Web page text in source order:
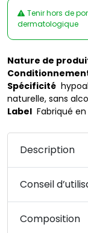
Tenir hors de
dermatologique
Nature de
Spécificité
naturelle, sans
Label Fabriqué
Description
Conseil
Composition